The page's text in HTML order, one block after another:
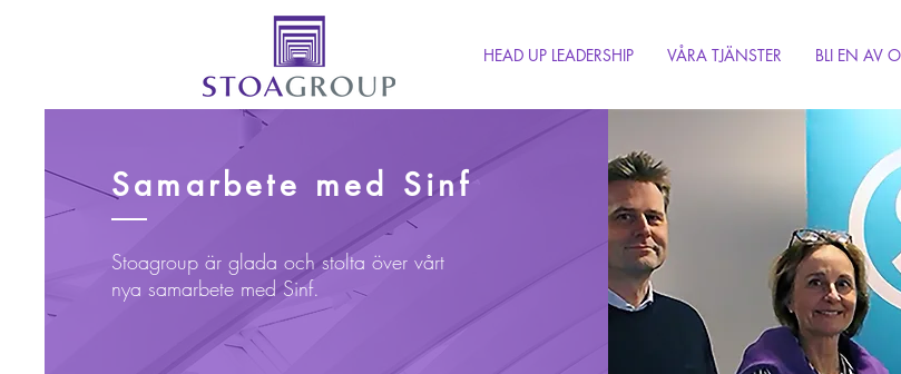
HEAD UP LEADERSHIP VÅRA TJÄNSTER BLI EN AV
Samarbete med Sinf
Stoagroup är glada och stolta över vårt
nya samarbete med Sinf.